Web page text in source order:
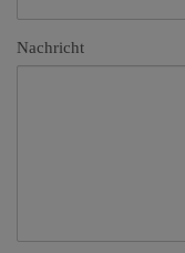
Nachricht